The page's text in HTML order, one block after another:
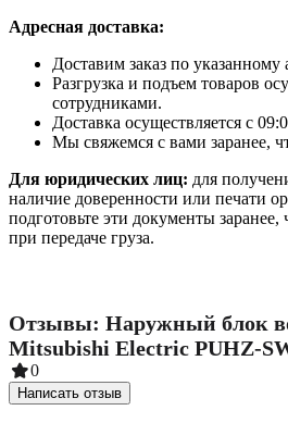
Адресная доставка:
Доставим заказ по указанному
Разгрузка и подъем товаров
сотрудниками.
Доставка осуществляется с
Мы свяжемся с вами заранее,
Для юридических лиц: для
наличие доверенности или печати
подготовьте эти документы
при передаче груза.
Отзывы: Наружный блок
Mitsubishi Electric PUHZ-
0
Написать отзыв